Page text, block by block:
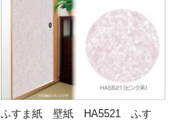
ふすま紙 壁紙 HA5521 ふす